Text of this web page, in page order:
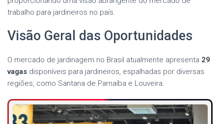
trabalho para jardineiros no país.
Visão Geral das Oportunidades
O mercado de jardinagem no Brasil atualmente apresenta 29
vagas disponíveis para jardineiros, espalhadas por diversas
regiões, como Santana de Parnaíba e Louveira.